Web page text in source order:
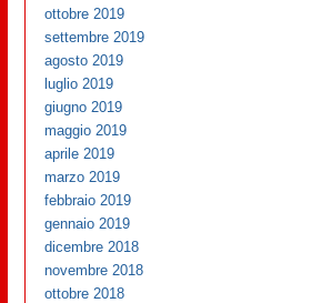
ottobre 2019
settembre 2019
agosto 2019
luglio 2019
giugno 2019
maggio 2019
aprile 2019
marzo 2019
febbraio 2019
gennaio 2019
dicembre 2018
novembre 2018
ottobre 2018